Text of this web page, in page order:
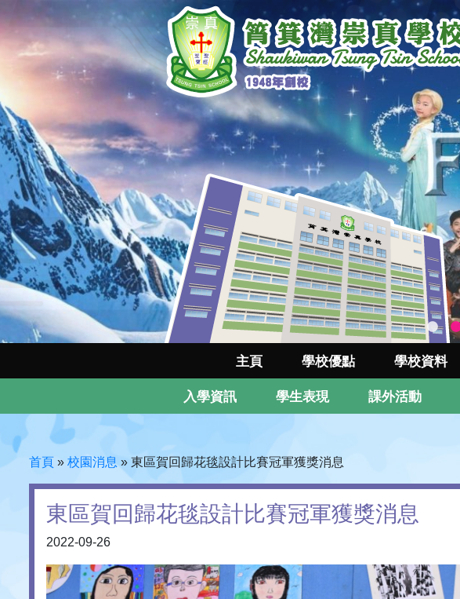
主頁 學校優點 學校資料
入學資訊 學生表現 課外活動
首頁 » 校園消息 » 東區賀回歸花毯設計比賽冠軍獲獎消息
東區賀回歸花毯設計比賽冠軍獲獎消息
2022-09-26